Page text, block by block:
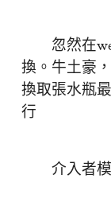
忽然在we
換。牛土豪
換取張水瓶
行
介入者模